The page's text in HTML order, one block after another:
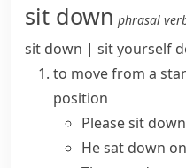
sit down phrasal
sit down | sit yourself
to move from a
position
Please sit
He sat down